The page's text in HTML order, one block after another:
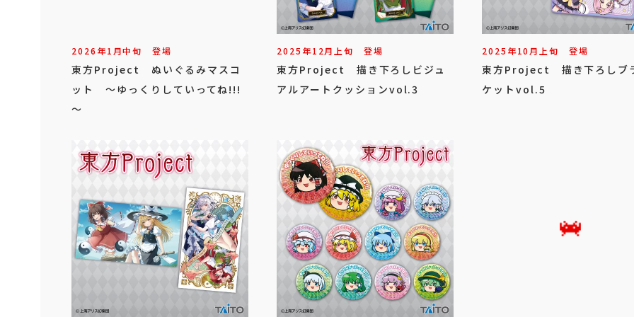
2026年1月中旬 登場
東方Project ぬいぐるみマスコ
ット ～ゆっくりしていってね!!!
～
2025年12月上旬 登場
東方Project 描き下ろしビジュ
アルアートクッションvol.3
2025年10月上旬 登場
東方Project 描き下ろしブ
ケットvol.5